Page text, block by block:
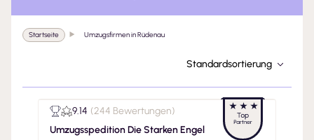
Startseite Umzugsfirmen in Rüdenau
Standardsortierung
9.14 (244 Bewertungen)
Umzugsspedition Die Starken Engel